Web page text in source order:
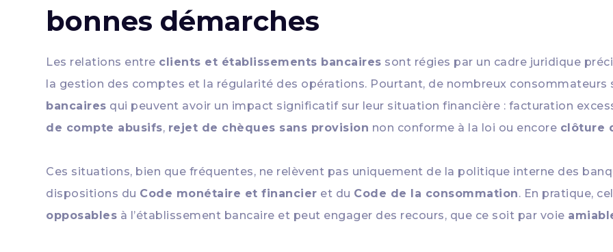
bonnes démarches
Les relations entre clients et établissements bancaires sont régies par un cadre juridique
la gestion des comptes et la régularité des opérations. Pourtant, de nombreux consommateurs
bancaires qui peuvent avoir un impact significatif sur leur situation financière : facturation
de compte abusifs, rejet de chèques sans provision non conforme à la loi ou encore clôture
Ces situations, bien que fréquentes, ne relèvent pas uniquement de la politique interne des
dispositions du Code monétaire et financier et du Code de la consommation. En pratique,
opposables à l’établissement bancaire et peut engager des recours, que ce soit par voie